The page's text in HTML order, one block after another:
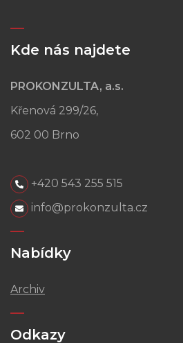
Kde nás najdete
PROKONZULTA, a.s.
Křenová 299/26,
602 00 Brno
+420 543 255 515
info@prokonzulta.cz
Nabídky
Archiv
Odkazy